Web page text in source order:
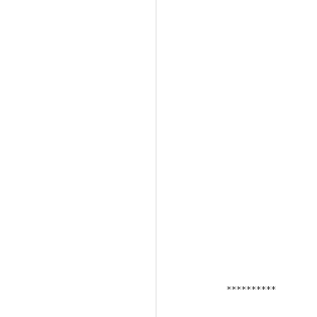
**********